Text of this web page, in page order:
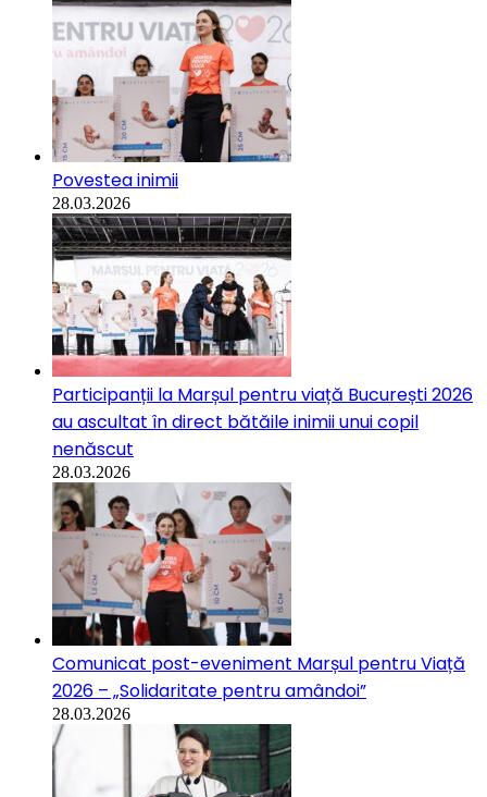
Povestea inimii
28.03.2026
Participanții la Marșul pentru viață București 2026
au ascultat în direct bătăile inimii unui copil
nenăscut
28.03.2026
Comunicat post-eveniment Marșul pentru Viață
2026 – „Solidaritate pentru amândoi”
28.03.2026